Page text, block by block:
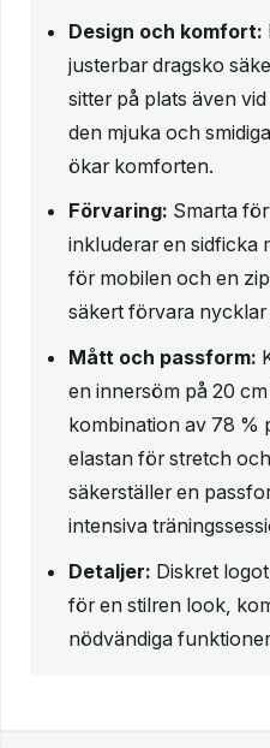
Design och komfort:
justerbar dragsko
sitter på plats även
den mjuka och
ökar komforten.
Förvaring: Smarta
inkluderar en sidficka
för mobilen och en
säkert förvara
Mått och passform:
en innersöm på 20
kombination av 78 %
elastan för stretch
säkerställer en
intensiva
Detaljer: Diskret
för en stilren look,
nödvändiga